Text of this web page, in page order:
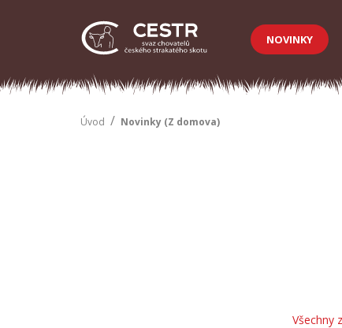
NOVINKY
Úvod / Novinky (Z domova)
Všechny